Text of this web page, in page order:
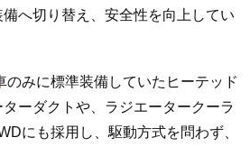
へ切り替え、安全性を向上してい
のみに標準装備していたヒーテッド
ーダクトや、ラジエータークーラ
にも採用し、駆動方式を問わず、